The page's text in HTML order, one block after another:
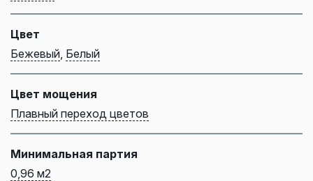
Цвет
Бежевый Белый
Цвет мощения
Плавный переход цветов
Минимальная партия
0,96 м2